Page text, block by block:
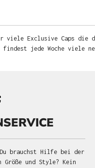
viele Exclusive Caps die
findest jede Woche viele
brauchst Hilfe bei der
und Style? Kein